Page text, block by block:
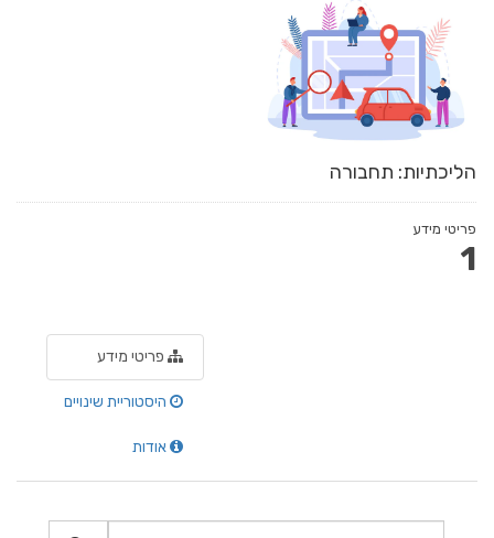
הליכתיות: תחבורה
פריטי מידע
1
פריטי מידע
היסטוריית שינויים
אודות